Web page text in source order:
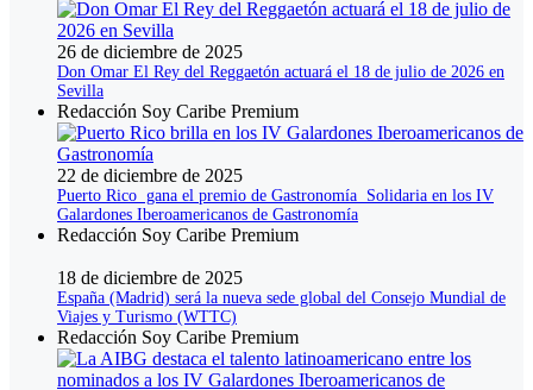
26 de diciembre de 2025
Don Omar El Rey del Reggaetón actuará el 18 de julio de 2026 en
Sevilla
Redacción Soy Caribe Premium
22 de diciembre de 2025
Puerto Rico gana el premio de Gastronomía Solidaria en los IV
Galardones Iberoamericanos de Gastronomía
Redacción Soy Caribe Premium
18 de diciembre de 2025
España (Madrid) será la nueva sede global del Consejo Mundial de
Viajes y Turismo (WTTC)
Redacción Soy Caribe Premium